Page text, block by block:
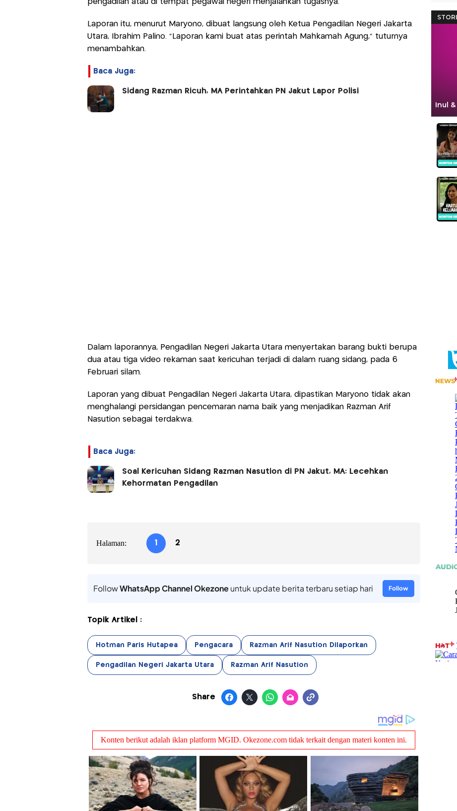
pengadilan atau di tempat pegawai negeri menjalankan tugasnya.
Laporan itu, menurut Maryono, dibuat langsung oleh Ketua Pengadilan Negeri Jakarta
Utara, Ibrahim Palino. “Laporan kami buat atas perintah Mahkamah Agung,” tuturnya
menambahkan.
Baca Juga:
Sidang Razman Ricuh, MA Perintahkan PN Jakut Lapor Polisi
Dalam laporannya, Pengadilan Negeri Jakarta Utara menyertakan barang bukti berupa
dua atau tiga video rekaman saat kericuhan terjadi di dalam ruang sidang, pada 6
Februari silam.
Laporan yang dibuat Pengadilan Negeri Jakarta Utara, dipastikan Maryono tidak akan
menghalangi persidangan pencemaran nama baik yang menjadikan Razman Arif
Nasution sebagai terdakwa.
Baca Juga:
Soal Kericuhan Sidang Razman Nasution di PN Jakut, MA: Lecehkan
Kehormatan Pengadilan
Halaman: 1 2
FollowWhatsApp Channel Okezoneuntuk update berita terbaru setiap hari Follow
Topik Artikel :
Hotman Paris Hutapea Pengacara Razman Arif Nasution Dilaporkan
Pengadilan Negeri Jakarta Utara Razman Arif Nasution
Share